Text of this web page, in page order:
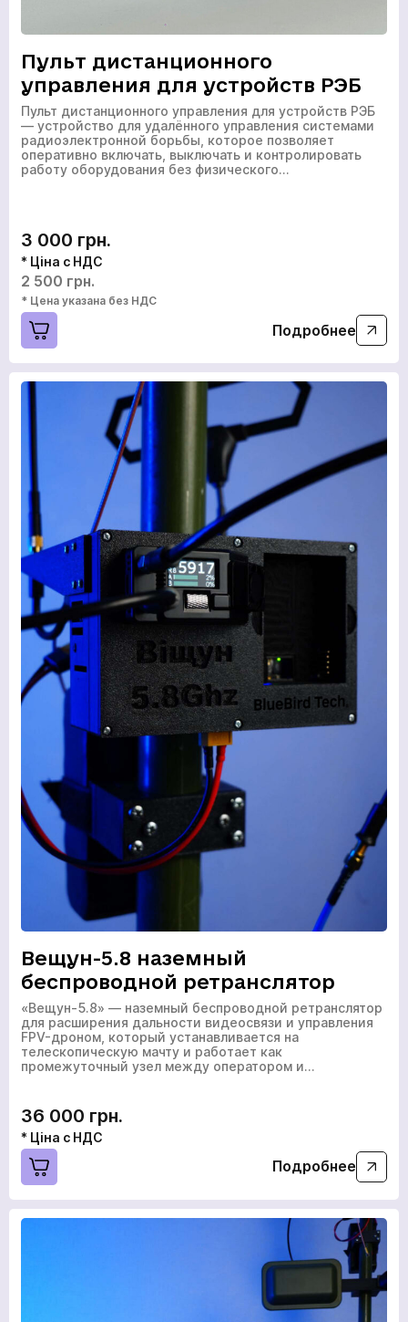
Пульт дистанционного
управления для устройств РЭБ
Пульт дистанционного управления для устройств РЭБ
— устройство для удалённого управления системами
радиоэлектронной борьбы, которое позволяет
оперативно включать, выключать и контролировать
работу оборудования без физического…
3 000 грн.
* Ціна с НДС
2 500 грн.
* Цена указана без НДС
Подробнее
Вещун-5.8 наземный
беспроводной ретранслятор
«Вещун-5.8» — наземный беспроводной ретранслятор
для расширения дальности видеосвязи и управления
FPV-дроном, который устанавливается на
телескопическую мачту и работает как
промежуточный узел между оператором и…
36 000 грн.
* Ціна с НДС
Подробнее